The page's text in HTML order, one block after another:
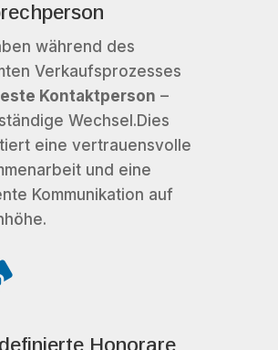
während des
Verkaufsprozesses
Kontaktperson –
Wechsel. Dies
eine vertrauensvolle
und eine
Kommunikation auf
Honorare